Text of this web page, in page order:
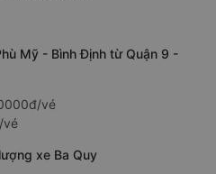
Mỹ - Bình Định từ Quận 9 -
vé
vé
xe Ba Quy